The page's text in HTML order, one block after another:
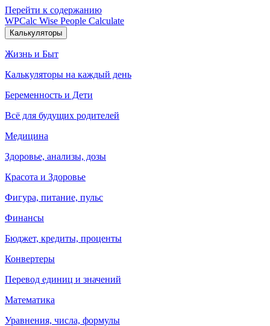
Перейти к содержанию
WPCalc Wise People Calculate
Калькуляторы
Жизнь и Быт
Калькуляторы на каждый день
Беременность и Дети
Всё для будущих родителей
Медицина
Здоровье, анализы, дозы
Красота и Здоровье
Фигура, питание, пульс
Финансы
Бюджет, кредиты, проценты
Конвертеры
Перевод единиц и значений
Математика
Уравнения, числа, формулы